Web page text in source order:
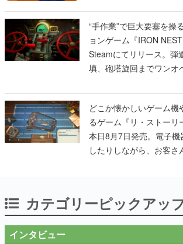
“手作業”で巨大要塞を操
ョンゲーム『IRON
Steamにてリリース。弾
填、砲塔旋回までワンオ
一撃をブチかませるロ
どこか懐かしいゲーム機
るゲーム『リ・ストーリ
本日8月7日発売。電子
したりしながら、お客さ
カテゴリーピックアッ
インタビュー